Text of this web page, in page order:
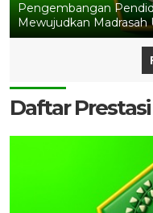
Pengembangan
Mewujudkan
Daftar Prestasi